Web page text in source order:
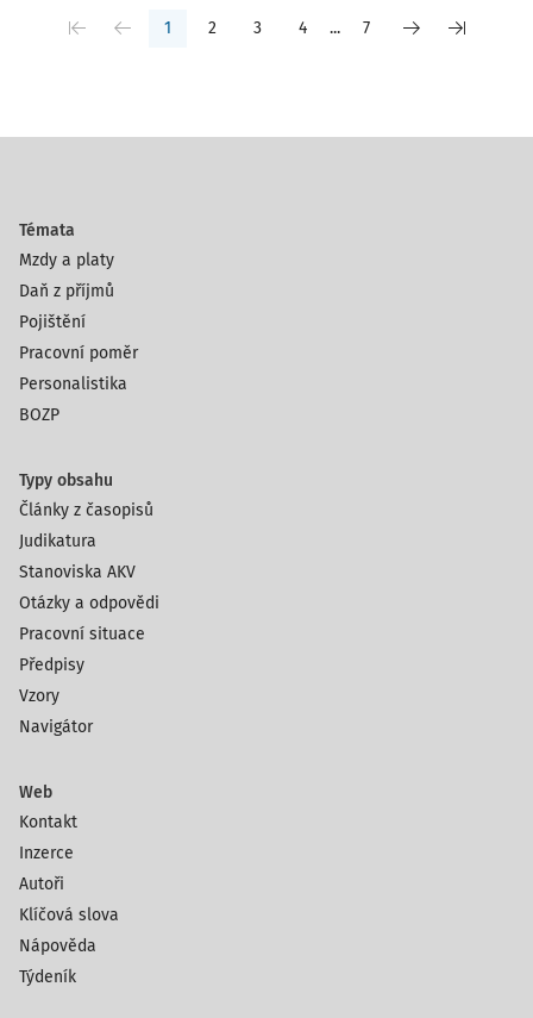
1 2 3 4 ... 7
Témata
Mzdy a platy
Daň z příjmů
Pojištění
Pracovní poměr
Personalistika
BOZP
Typy obsahu
Články z časopisů
Judikatura
Stanoviska AKV
Otázky a odpovědi
Pracovní situace
Předpisy
Vzory
Navigátor
Web
Kontakt
Inzerce
Autoři
Klíčová slova
Nápověda
Týdeník